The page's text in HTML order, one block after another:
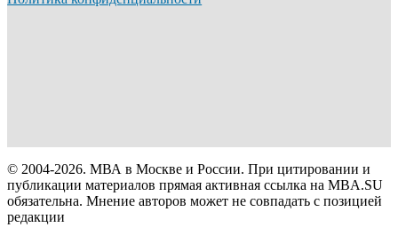
© 2004-2026. МВА в Москве и России. При цитировании и
публикации материалов прямая активная ссылка на MBA.SU
обязательна. Мнение авторов может не совпадать с позицией
редакции